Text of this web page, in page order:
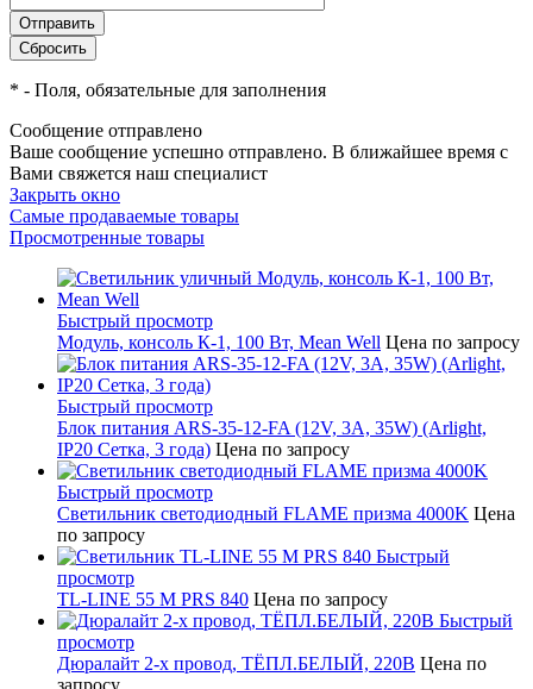
* - Поля, обязательные для заполнения
Сообщение отправлено
Ваше сообщение успешно отправлено. В ближайшее время с
Вами свяжется наш специалист
Закрыть окно
Самые продаваемые товары
Просмотренные товары
Быстрый просмотр
Модуль, консоль К-1, 100 Вт, Mean Well Цена по запросу
Быстрый просмотр
Блок питания ARS-35-12-FA (12V, 3A, 35W) (Arlight,
IP20 Сетка, 3 года) Цена по запросу
Быстрый просмотр
Светильник светодиодный FLAME призма 4000K Цена
по запросу
Быстрый
просмотр
TL-LINE 55 M PRS 840 Цена по запросу
Быстрый
просмотр
Дюралайт 2-х провод, ТЁПЛ.БЕЛЫЙ, 220В Цена по